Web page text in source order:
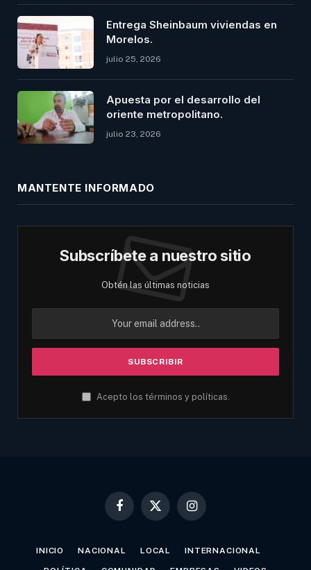
Entrega Sheinbaum viviendas en
Morelos.
julio 25, 2026
Apuesta por el desarrollo del
oriente metropolitano.
julio 23, 2026
MANTENTE INFORMADO
Subscríbete a nuestro sitio
Obtén las últimas noticias
Acepto los términos y políticas.
Facebook
X
Instagram
INICIO NACIONAL LOCAL INTERNACIONAL